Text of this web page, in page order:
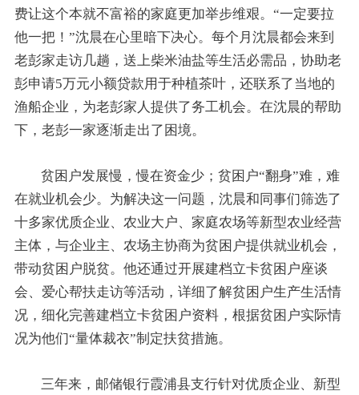
费让这个本就不富裕的家庭更加举步维艰。“一定要拉
他一把！”沈晨在心里暗下决心。每个月沈晨都会来到
老彭家走访几趟，送上柴米油盐等生活必需品，协助老
彭申请5万元小额贷款用于种植茶叶，还联系了当地的
渔船企业，为老彭家人提供了务工机会。在沈晨的帮助
下，老彭一家逐渐走出了困境。
贫困户发展慢，慢在资金少；贫困户“翻身”难，难
在就业机会少。为解决这一问题，沈晨和同事们筛选了
十多家优质企业、农业大户、家庭农场等新型农业经营
主体，与企业主、农场主协商为贫困户提供就业机会，
带动贫困户脱贫。他还通过开展建档立卡贫困户座谈
会、爱心帮扶走访等活动，详细了解贫困户生产生活情
况，细化完善建档立卡贫困户资料，根据贫困户实际情
况为他们“量体裁衣”制定扶贫措施。
三年来，邮储银行霞浦县支行针对优质企业、新型